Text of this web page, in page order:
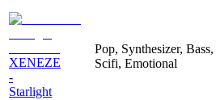
XENEZE
-
Starlight
Pop, Synthesizer, Bass,
Scifi, Emotional